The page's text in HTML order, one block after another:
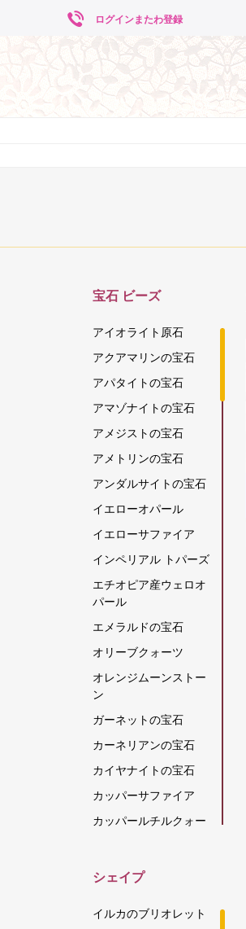
ログインまたわ登録
宝石 ビーズ
アイオライト原石
アクアマリンの宝石
アパタイトの宝石
アマゾナイトの宝石
アメジストの宝石
アメトリンの宝石
アンダルサイトの宝石
イエローオパール
イエローサファイア
インペリアル トパーズ
エチオピア産ウェロオ
パール
エメラルドの宝石
オリーブクォーツ
オレンジムーンストー
ン
ガーネットの宝石
カーネリアンの宝石
カイヤナイトの宝石
カッパーサファイア
カッパールチルクォー
ット
カルセドニーの宝石
シェイプ
イルカのブリオレット